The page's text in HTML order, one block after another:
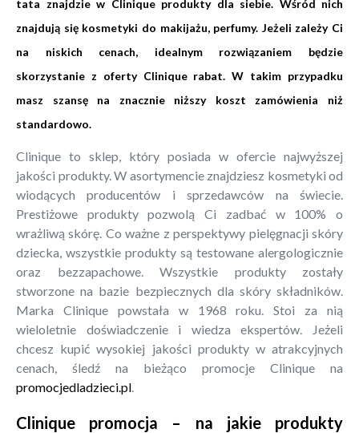
tata znajdzie w Clinique produkty dla siebie. Wśród nich
znajdują się kosmetyki do makijażu, perfumy. Jeżeli zależy Ci
na niskich cenach, idealnym rozwiązaniem będzie
skorzystanie z oferty Clinique rabat. W takim przypadku
masz szansę na znacznie niższy koszt zamówienia niż
standardowo.
Clinique to sklep, który posiada w ofercie najwyższej
jakości produkty. W asortymencie znajdziesz kosmetyki od
wiodących producentów i sprzedawców na świecie.
Prestiżowe produkty pozwolą Ci zadbać w 100% o
wrażliwą skórę. Co ważne z perspektywy pielęgnacji skóry
dziecka, wszystkie produkty są testowane alergologicznie
oraz bezzapachowe. Wszystkie produkty zostały
stworzone na bazie bezpiecznych dla skóry składników.
Marka Clinique powstała w 1968 roku. Stoi za nią
wieloletnie doświadczenie i wiedza ekspertów. Jeżeli
chcesz kupić wysokiej jakości produkty w atrakcyjnych
cenach, śledź na bieżąco promocje Clinique na
promocjedladzieci.pl.
Clinique promocja – na jakie produkty